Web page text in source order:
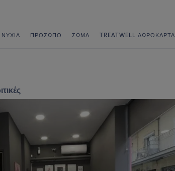
ΝΎΧΙΑ ΠΡΌΣΩΠΟ ΣΏΜΑ TREATWELL ΔΩΡΟΚΆΡΤΑ